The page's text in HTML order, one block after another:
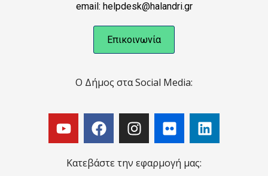
email: helpdesk@halandri.gr
Επικοινωνία
Ο Δήμος στα Social Media:
Κατεβάστε την εφαρμογή μας: